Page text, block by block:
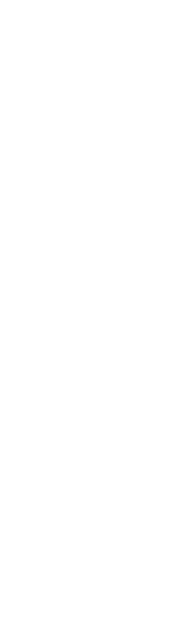
und es gelten
dem Erhalt
per E-
Abmeldelink in
Sie,
wichtigen
B.
sind